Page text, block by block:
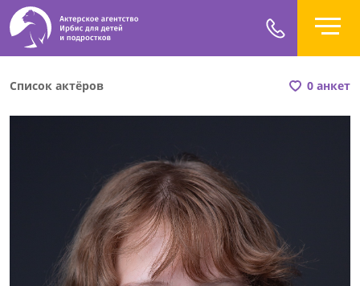
Список актёров 0 анкет